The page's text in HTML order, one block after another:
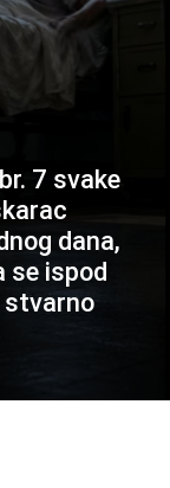
7 svake
dana,
se ispod
stvarno